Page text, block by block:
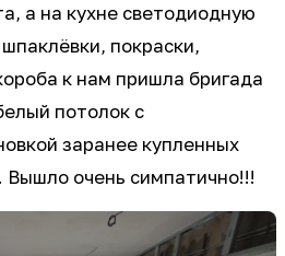
а на кухне светодиодную
покраски,
к нам пришла бригада
потолок с
заранее купленных
очень симпатично!!!